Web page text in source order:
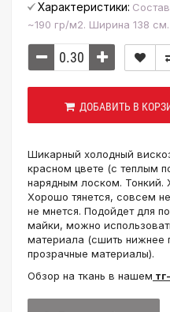
Характеристики:
~190 гр/м2. Ширина 138 см.
ДОБАВИТЬ В
Шикарный холодный
красном цвете (с теплым
нарядным лоском. Тонкий.
Хорошо тянется, совсем
не мнется. Подойдет для
майки, можно
материала (сшить нижнее
прозрачные материалы).
Обзор на ткань в нашем